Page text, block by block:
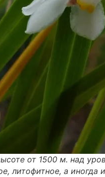
от 1500 м. над
литофитное, а иногда